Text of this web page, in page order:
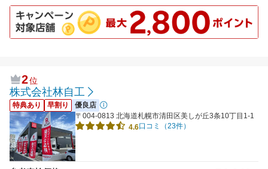
2位
株式会社林自工
特典あり 早割り
優良店
〒004-0813 北海道札幌市清田区美しが丘3条10丁目1-1
4.6口コミ（23件）